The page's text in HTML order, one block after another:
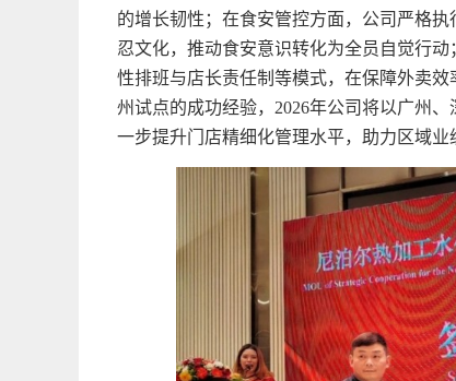
的增长韧性；在食安管控方面，公司严格
忍文化，推动食安意识转化为全员自觉行
性排班与店长责任制等模式，在保障外卖
州试点的成功经验，2026年公司将以广州
一步提升门店精细化管理水平，助力区域业